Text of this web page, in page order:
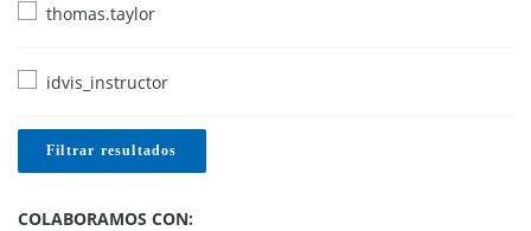
thomas.taylor
idvis_instructor
Filtrar resultados
COLABORAMOS CON: